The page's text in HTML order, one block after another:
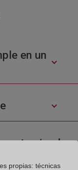
en un
nota simple
propias: técnicas